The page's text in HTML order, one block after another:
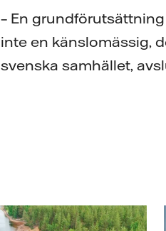
– En
inte en känslomässig,
svenska samhället,